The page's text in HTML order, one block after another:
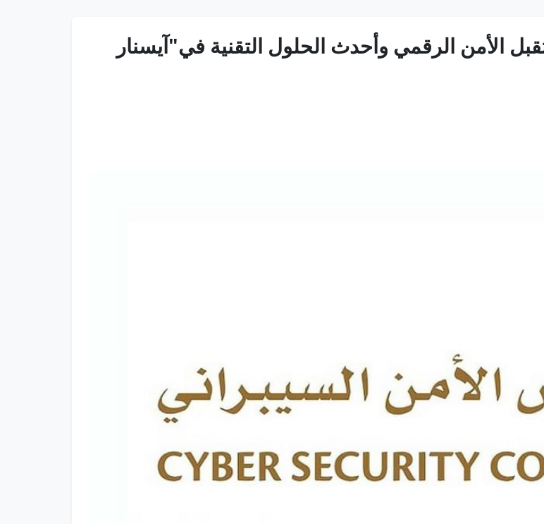
الأمن الرقمي وأحدث الحلول التقنية في"آيسنار